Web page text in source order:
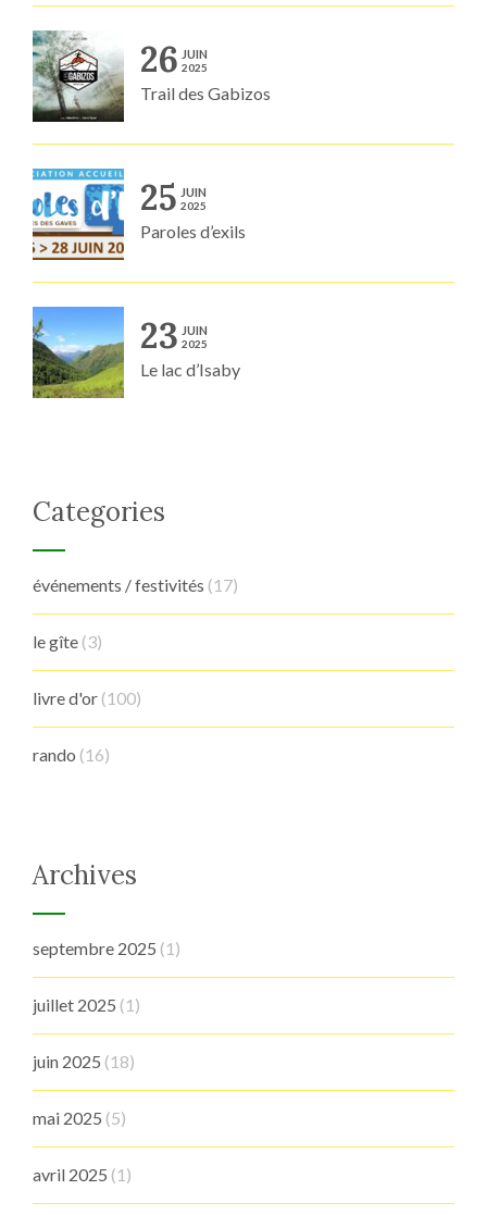
26 JUIN
2025
Trail des Gabizos
25 JUIN
2025
Paroles d’exils
23 JUIN
2025
Le lac d’Isaby
Categories
événements / festivités (17)
le gîte (3)
livre d'or (100)
rando (16)
Archives
septembre 2025 (1)
juillet 2025 (1)
juin 2025 (18)
mai 2025 (5)
avril 2025 (1)